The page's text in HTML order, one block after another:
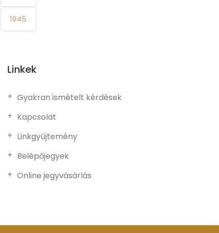
1945
Linkek
Gyakran ismételt kérdések
Kapcsolat
Linkgyűjtemény
Belépőjegyek
Online jegyvásárlás